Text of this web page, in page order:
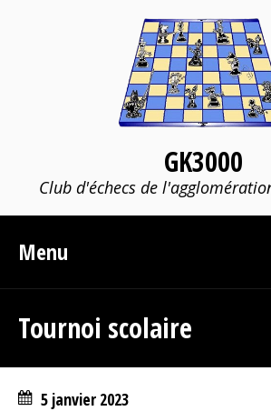
GK3000
Club d'échecs de
Menu
Tournoi scolaire
5 janvier 2023